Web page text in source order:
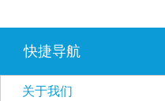
快捷导航
关于我们